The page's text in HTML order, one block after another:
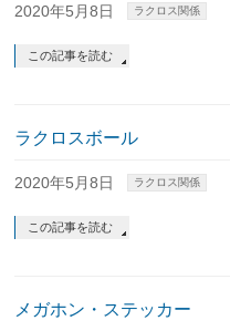
2020年5月8日 ラクロス関係
この記事を読む
ラクロスボール
2020年5月8日 ラクロス関係
この記事を読む
メガホン・ステッカー